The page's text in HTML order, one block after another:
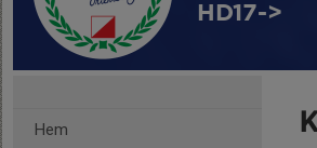
HD17->
Hem